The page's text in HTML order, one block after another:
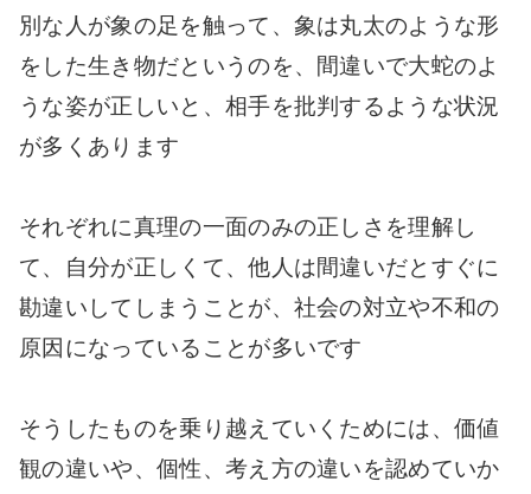
別な人が象の足を触って、象は丸太のような形
をした生き物だというのを、間違いで大蛇のよ
うな姿が正しいと、相手を批判するような状況
が多くあります
それぞれに真理の一面のみの正しさを理解し
て、自分が正しくて、他人は間違いだとすぐに
勘違いしてしまうことが、社会の対立や不和の
原因になっていることが多いです
そうしたものを乗り越えていくためには、価値
観の違いや、個性、考え方の違いを認めていか